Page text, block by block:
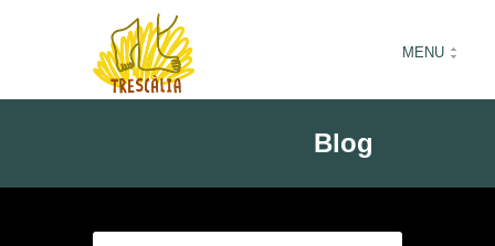
MENU
Blog